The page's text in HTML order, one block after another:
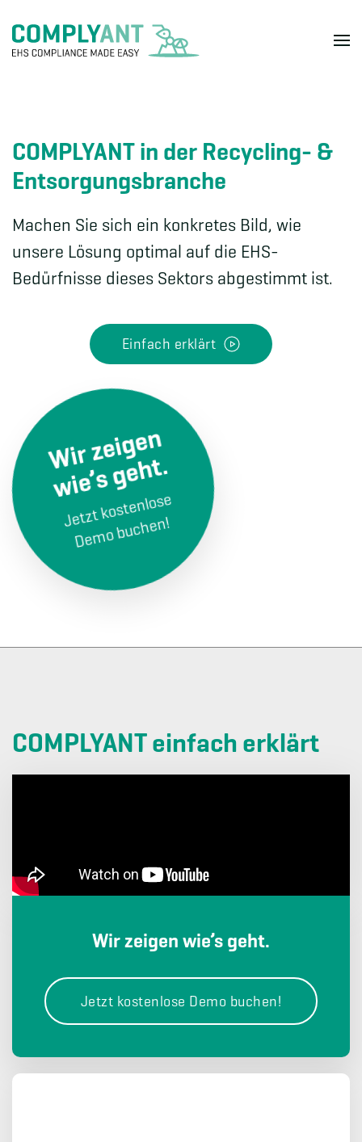
Skip to main content
COMPLYANT in der Recycling- &
Entsorgungs­branche
Machen Sie sich ein konkretes Bild, wie
unsere Lösung optimal auf die EHS-
Bedürfnisse dieses Sektors abgestimmt ist.
Einfach erklärt
Wir zeigen
wie’s geht.
Jetzt kostenlose
Demo buchen!
COMPLYANT einfach erklärt
Wir zeigen wie’s geht.
Jetzt kostenlose Demo buchen!